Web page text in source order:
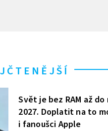
Svět je bez RAM až do
2027. Doplatit na to
i fanoušci Apple